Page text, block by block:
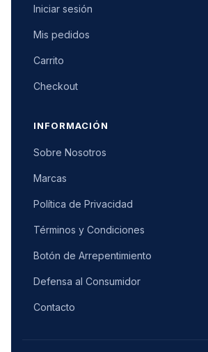
Iniciar sesión
Mis pedidos
Carrito
Checkout
INFORMACIÓN
Sobre Nosotros
Marcas
Política de Privacidad
Términos y Condiciones
Botón de Arrepentimiento
Defensa al Consumidor
Contacto